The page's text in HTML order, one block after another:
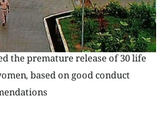
the premature release of 30 life
based on good conduct